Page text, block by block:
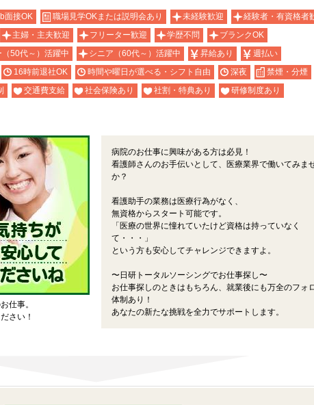
面接OK 職場見学OKまたは説明会あり 未経験歓迎
経験者・有資格者
主婦・主夫歓迎 フリーター歓迎 学歴不問
ブランクOK
（50代～）活躍中 シニア（60代～）活躍中 昇給あり
週払い
16時前退社OK 時間や曜日が選べる・シフト自由 深夜
禁煙・分煙
交通費支給 社会保険あり 社割・特典あり
研修制度あり
仕事。
さい！
病院のお仕事に興味がある方は必見！
看護師さんのお手伝いとして、医療業界で働いてみま
か？
看護助手の業務は医療行為がなく、
無資格からスタート可能です。
「医療の世界に憧れていたけど資格は持っていなく
て・・・」
という方も安心してチャレンジできますよ。
〜日研トータルソーシングでお仕事探し〜
お仕事探しのときはもちろん、就業後にも万全のフォ
体制あり！
あなたの新たな挑戦を全力でサポートします。